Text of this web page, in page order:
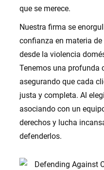
que se merece.
Nuestra firma se
confianza en materia
desde la violencia
Tenemos una profunda
asegurando que cada
justa y completa. Al
asociando con un
derechos y lucha
defenderlos.